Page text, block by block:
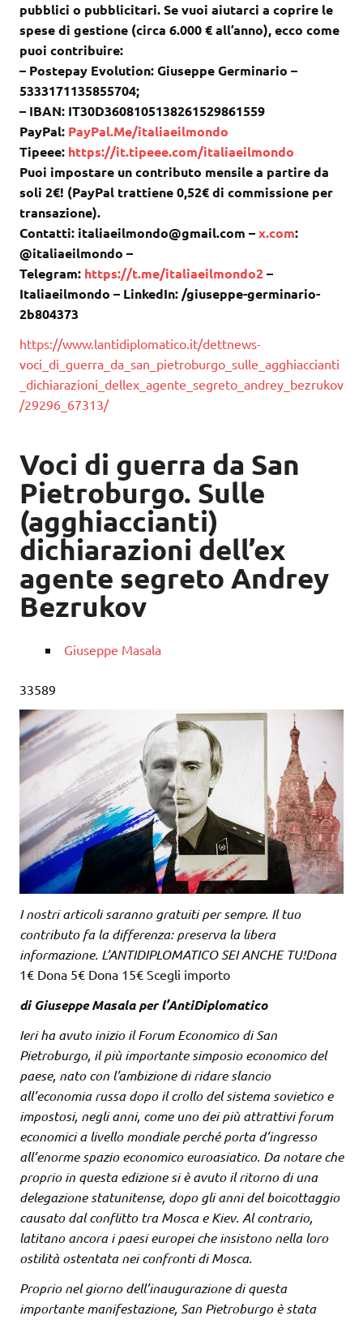
pubblici o pubblicitari. Se vuoi aiutarci a coprire le
spese di gestione (circa 6.000 € all’anno), ecco come
puoi contribuire:
– Postepay Evolution: Giuseppe Germinario –
5333171135855704;
– IBAN: IT30D3608105138261529861559
PayPal: PayPal.Me/italiaeilmondo
Tipeee: https://it.tipeee.com/italiaeilmondo
Puoi impostare un contributo mensile a partire da
soli 2€! (PayPal trattiene 0,52€ di commissione per
transazione).
Contatti: italiaeilmondo@gmail.com –x.com:
@italiaeilmondo –
Telegram: https://t.me/italiaeilmondo2–
Italiaeilmondo – LinkedIn: /giuseppe-germinario-
2b804373
https://www.lantidiplomatico.it/dettnews-
voci_di_guerra_da_san_pietroburgo_sulle_agghiaccianti
_dichiarazioni_dellex_agente_segreto_andrey_bezrukov
/29296_67313/
Voci di guerra da San
Pietroburgo. Sulle
(agghiaccianti)
dichiarazioni dell’ex
agente segreto Andrey
Bezrukov
Giuseppe Masala
33589
I nostri articoli saranno gratuiti per sempre. Il tuo
contributo fa la differenza: preserva la libera
informazione. L’ANTIDIPLOMATICO SEI ANCHE TU!Dona
1€ Dona 5€ Dona 15€ Scegli importo
di Giuseppe Masala per l’AntiDiplomatico
Ieri ha avuto inizio il Forum Economico di San
Pietroburgo, il più importante simposio economico del
paese, nato con l’ambizione di ridare slancio
all’economia russa dopo il crollo del sistema sovietico e
impostosi, negli anni, come uno dei più attrattivi forum
economici a livello mondiale perché porta d’ingresso
all’enorme spazio economico euroasiatico. Da notare che
proprio in questa edizione si è avuto il ritorno di una
delegazione statunitense, dopo gli anni del boicottaggio
causato dal conflitto tra Mosca e Kiev. Al contrario,
latitano ancora i paesi europei che insistono nella loro
ostilità ostentata nei confronti di Mosca.
Proprio nel giorno dell’inaugurazione di questa
importante manifestazione, San Pietroburgo è stata